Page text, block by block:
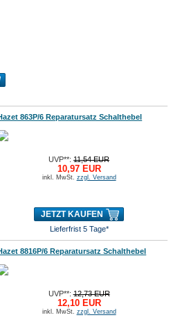
863P/6 Reparatursatz Schalthebel
UVP**:11,54 EUR
10,97 EUR
inkl. MwSt. zzgl. Versand
JETZT KAUFEN
Lieferfrist 5 Tage*
8816P/6 Reparatursatz Schalthebel
UVP**:12,73 EUR
12,10 EUR
inkl. MwSt. zzgl. Versand